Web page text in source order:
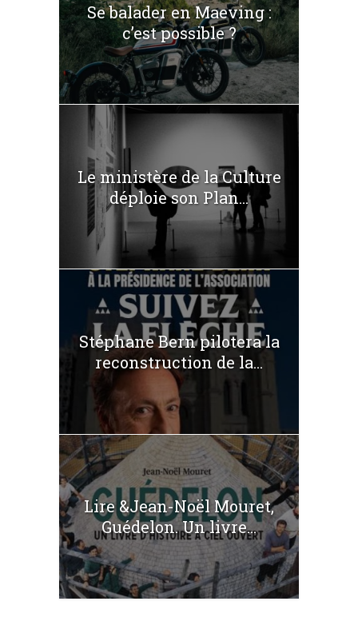
Se balader en Maeving :
c’est possible ?
Le ministère de la Culture
déploie son Plan...
Stéphane Bern pilotera la
reconstruction de la...
Lire &Jean-Noël Mouret,
Guédelon. Un livre...